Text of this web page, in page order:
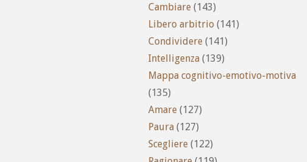
Cambiare (143)
Libero arbitrio (141)
Condividere (141)
Intelligenza (139)
Mappa cognitivo-emotivo-motiva
(135)
Amare (127)
Paura (127)
Scegliere (122)